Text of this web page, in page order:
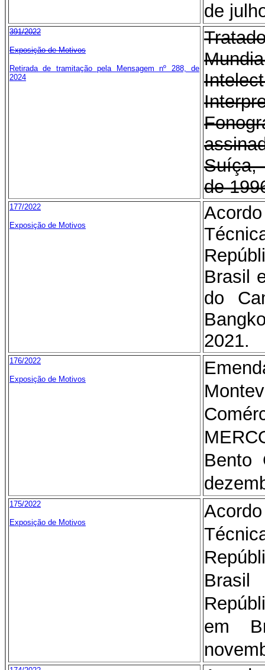
de
391/2022
Exposição de Motivos
Retirada de tramitação pela Mensagem nº 288, de
2024
Suíça,
de
177/2022
Exposição de Motivos
Brasil
do
2021.
176/2022
Exposição de Motivos
Bento
175/2022
Exposição de Motivos
em